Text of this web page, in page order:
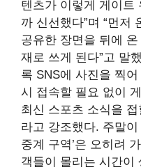
텐츠가 이렇게 게이트
까 신선했다”며 “먼저
공유한 장면을 뒤에
재로 쓰게 된다”고 말
록 SNS에 사진을 찍
시 접속할 필요 없이
최신 스포츠 소식을
라고 강조했다. 주말
중계 구역’은 오히려
객들이 몰리는 시간이